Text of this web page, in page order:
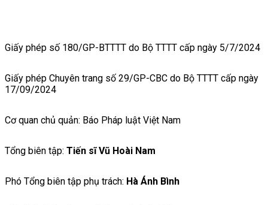
Giấy phép số 180/GP-BTTTT do Bộ TTTT cấp ngày 5/7/2024
Giấy phép Chuyên trang số 29/GP-CBC do Bộ TTTT cấp ngày
17/09/2024
Cơ quan chủ quản: Báo Pháp luật Việt Nam
Tổng biên tập: Tiến sĩ Vũ Hoài Nam
Phó Tổng biên tập phụ trách: Hà Ánh Bình